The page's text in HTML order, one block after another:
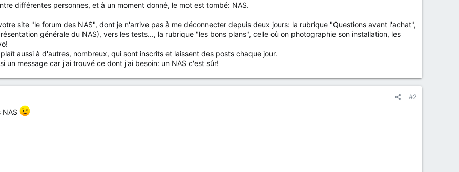
différentes personnes, et à un moment donné, le mot est tombé: NAS.
site "le forum des NAS", dont je n'arrive pas à me déconnecter depuis deux jours: la rubrique "Questions avant l'achat",
générale du NAS), vers les tests..., la rubrique "les bons plans", celle où on photographie son installation, les
aussi à d'autres, nombreux, qui sont inscrits et laissent des posts chaque jour.
un message car j'ai trouvé ce dont j'ai besoin: un NAS c'est sûr!
#2
NAS